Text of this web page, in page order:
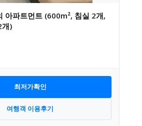
아파트먼트 (600m², 침실 2개,
개)
최저가확인
여행객 이용후기